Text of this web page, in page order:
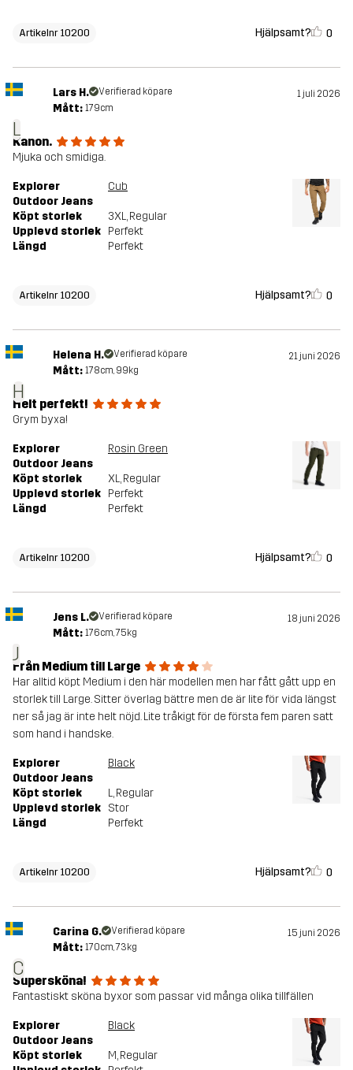
Artikelnr 10200 Hjälpsamt? 0
L
Lars H. Verifierad köpare 1 juli 2026
Mått: 179cm
Kanon.
Mjuka och smidiga.
Explorer
Outdoor Jeans
Cub
Köpt storlek 3XL, Regular
Upplevd storlek Perfekt
Längd
Perfekt
Artikelnr 10200 Hjälpsamt? 0
H
Helena H. Verifierad köpare 21 juni 2026
Mått: 178cm, 99kg
Helt perfekt!
Grym byxa!
Explorer
Outdoor Jeans
Rosin Green
Köpt storlek XL, Regular
Upplevd storlek Perfekt
Längd
Perfekt
Artikelnr 10200 Hjälpsamt? 0
J
Jens L. Verifierad köpare 18 juni 2026
Mått: 176cm, 75kg
Från Medium till Large
Har alltid köpt Medium i den här modellen men har fått gått upp en
storlek till Large. Sitter överlag bättre men de är lite för vida längst
ner så jag är inte helt nöjd. Lite tråkigt för de första fem paren satt
som hand i handske.
Explorer
Outdoor Jeans
Black
Köpt storlek L, Regular
Upplevd storlek Stor
Längd
Perfekt
Artikelnr 10200 Hjälpsamt? 0
C
Carina G. Verifierad köpare 15 juni 2026
Mått: 170cm, 73kg
Supersköna!
Fantastiskt sköna byxor som passar vid många olika tillfällen
Explorer
Outdoor Jeans
Black
Köpt storlek M, Regular